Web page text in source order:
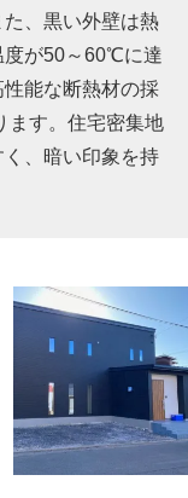
、黒い外壁は熱
度が50～60℃に達
能な断熱材の採
ます。住宅密集地
、暗い印象を持